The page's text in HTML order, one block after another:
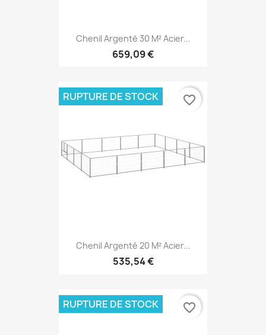
Chenil Argenté 30 M² Acier...
659,09 €
Chenil Argenté 20 M² Acier...
535,54 €
RUPTURE DE STOCK favorite_border
RUPTURE DE STOCK favorite_border